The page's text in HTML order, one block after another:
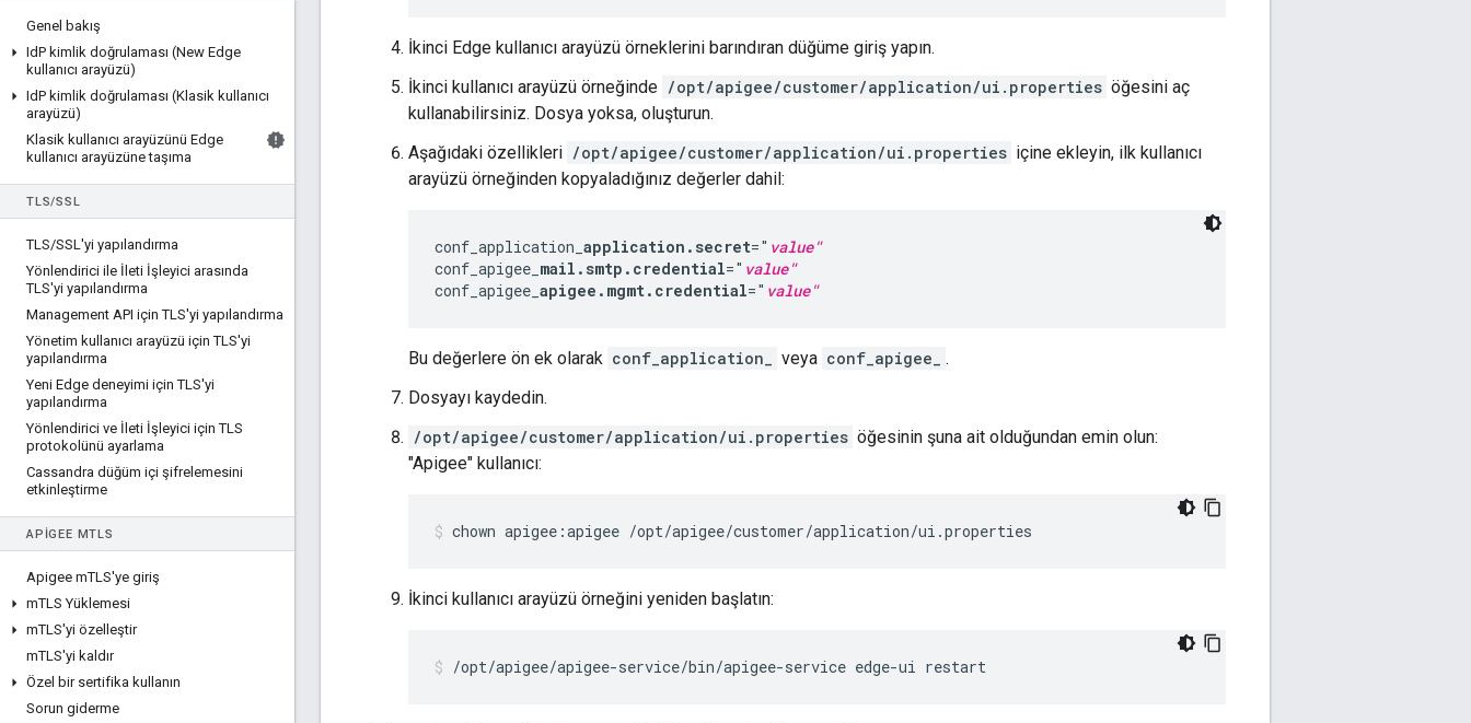
Genel bakış
IdP kimlik doğrulaması (New Edge
kullanıcı arayüzü)
IdP kimlik doğrulaması (Klasik kullanıcı
arayüzü)
Klasik kullanıcı arayüzünü Edge
kullanıcı arayüzüne taşıma
TLS/SSL
TLS/SSL'yi yapılandırma
Yönlendirici ile İleti İşleyici arasında
TLS'yi yapılandırma
Management API için TLS'yi yapılandırma
Yönetim kullanıcı arayüzü için TLS'yi
yapılandırma
Yeni Edge deneyimi için TLS'yi
yapılandırma
Yönlendirici ve İleti İşleyici için TLS
protokolünü ayarlama
Cassandra düğüm içi şifrelemesini
etkinleştirme
APIGEE MTLS
Apigee mTLS'ye giriş
mTLS Yüklemesi
mTLS'yi özelleştir
mTLS'yi kaldır
Özel bir sertifika kullanın
Sorun giderme
İkinci Edge kullanıcı arayüzü örneklerini barındıran düğüme giriş yapın.
İkinci kullanıcı arayüzü örneğinde /opt/apigee/customer/application/ui.properties öğesini aç
kullanabilirsiniz. Dosya yoksa, oluşturun.
Aşağıdaki özellikleri /opt/apigee/customer/application/ui.properties içine ekleyin, ilk kullanıcı
arayüzü örneğinden kopyaladığınız değerler dahil:
conf_application_ application.secret=" value"
conf_apigee_ mail.smtp.credential=" value"
conf_apigee_ apigee.mgmt.credential=" value"
Bu değerlere ön ek olarak conf_application_ veya conf_apigee_
.
Dosyayı kaydedin.
/opt/apigee/customer/application/ui.properties öğesinin şuna ait olduğundan emin olun:
"Apigee" kullanıcı:
chown apigee:apigee /opt/apigee/customer/application/ui.properties
İkinci kullanıcı arayüzü örneğini yeniden başlatın:
/opt/apigee/apigee-service/bin/apigee-service edge-ui restart